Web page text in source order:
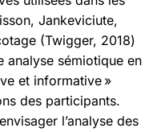
Jankeviciute,
(Twigger, 2018)
analyse sémiotique en
et informative »
des participants.
l’analyse des